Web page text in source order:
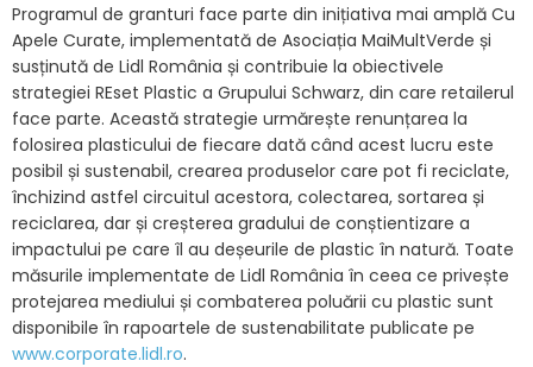
Programul de granturi face parte din inițiativa mai amplă Cu
Apele Curate, implementată de Asociația MaiMultVerde și
susținută de Lidl România și contribuie la obiectivele
strategiei REset Plastic a Grupului Schwarz, din care retailerul
face parte. Această strategie urmărește renunțarea la
folosirea plasticului de fiecare dată când acest lucru este
posibil și sustenabil, crearea produselor care pot fi reciclate,
închizind astfel circuitul acestora, colectarea, sortarea și
reciclarea, dar și creșterea gradului de conștientizare a
impactului pe care îl au deșeurile de plastic în natură. Toate
măsurile implementate de Lidl România în ceea ce privește
protejarea mediului și combaterea poluării cu plastic sunt
disponibile în rapoartele de sustenabilitate publicate pe
www.corporate.lidl.ro.